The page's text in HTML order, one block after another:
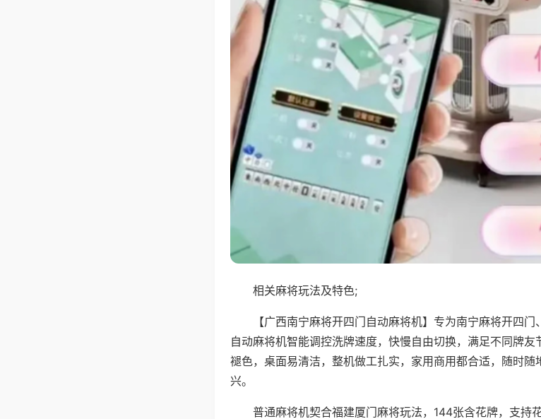
相关麻将玩法及特色;
【广西南宁麻将开四门自动麻将机】专为南宁麻将开四门
自动麻将机智能调控洗牌速度，快慢自由切换，满足不同牌
褪色，桌面易清洁，整机做工扎实，家用商用都合适，随时
兴。
普通麻将机契合福建厦门麻将玩法，144张含花牌，支持